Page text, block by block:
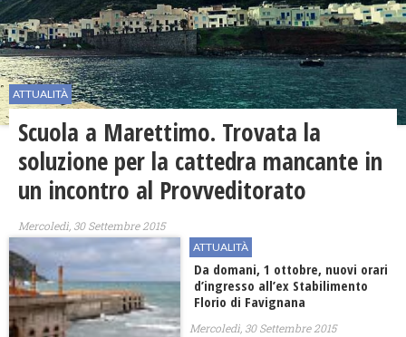
ATTUALITÀ
Scuola a Marettimo. Trovata la
soluzione per la cattedra mancante in
un incontro al Provveditorato
Mercoledì, 30 Settembre 2015
ATTUALITÀ
Da domani, 1 ottobre, nuovi orari
d’ingresso all’ex Stabilimento
Florio di Favignana
Mercoledì, 30 Settembre 2015